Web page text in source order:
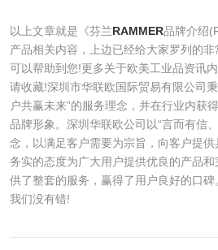
以上文章就是《芬兰RAMMER品牌介绍
产品相关内容，上边已经给大家罗列的
可以帮助到您!更多关于欧美工业品资讯
请收藏!深圳市华联欧国际贸易有限公司
户共赢未来”的服务理念，并在行业内获
品牌形象。深圳华联欧公司以“言而有信
念，以满足客户需要为宗旨，向客户提
务实的态度为广大用户提供优良的产品
供了整套的服务，赢得了用户良好的口
我们没有错!